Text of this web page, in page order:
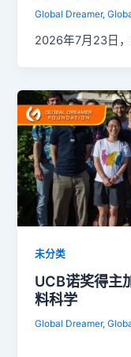
Global Dreamer,
2026年7月23日
未分类
UCB诺奖得主
料科学
Global Dreamer,